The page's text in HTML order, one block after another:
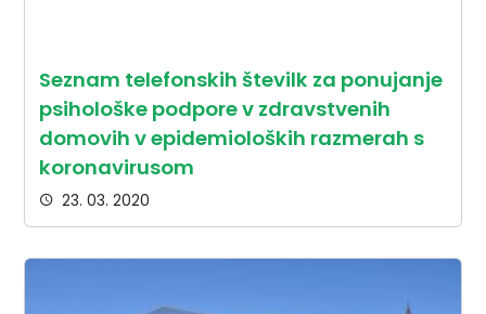
Seznam telefonskih številk za ponujanje
psihološke podpore v zdravstvenih
domovih v epidemioloških razmerah s
koronavirusom
23. 03. 2020